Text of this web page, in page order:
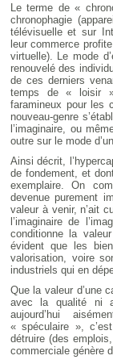
Le terme de «
chronophagie
télévisuelle et sur
leur commerce
virtuelle). Le mode
renouvelé des
de ces derniers
temps de « loisir
faramineux pour les
nouveau-genre
l’imaginaire, ou
outre sur le mode
Ainsi décrit,
de fondement, et
exemplaire. On
devenue purement
valeur à venir, n’ait
l’imaginaire de
conditionne la
évident que les
valorisation, voire
industriels qui en
Que la valeur d’une
avec la qualité ni
aujourd’hui
« spéculaire »,
détruire (des
commerciale génère